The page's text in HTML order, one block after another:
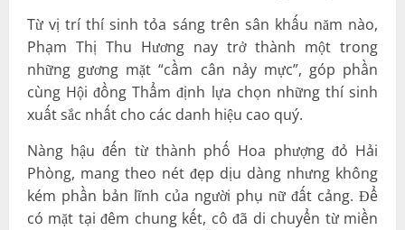
Từ vị trí thí sinh tỏa sáng trên sân khấu năm nào,
Phạm Thị Thu Hương nay trở thành một trong
những gương mặt “cầm cân nảy mực”, góp phần
cùng Hội đồng Thẩm định lựa chọn những thí sinh
xuất sắc nhất cho các danh hiệu cao quý.
Nàng hậu đến từ thành phố Hoa phượng đỏ Hải
Phòng, mang theo nét đẹp dịu dàng nhưng không
kém phần bản lĩnh của người phụ nữ đất cảng. Để
có mặt tại đêm chung kết, cô đã di chuyển từ miền